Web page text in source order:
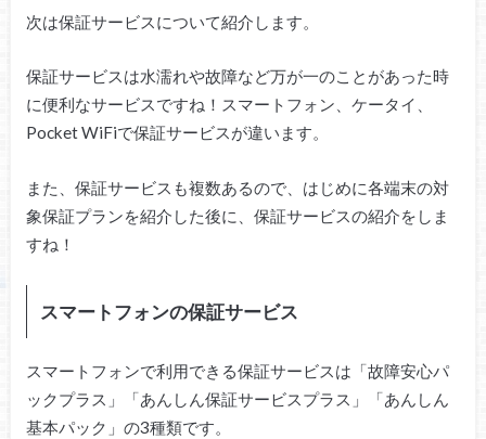
次は保証サービスについて紹介します。
保証サービスは水濡れや故障など万が一のことがあった時
に便利なサービスですね！スマートフォン、ケータイ、
Pocket WiFiで保証サービスが違います。
また、保証サービスも複数あるので、はじめに各端末の対
象保証プランを紹介した後に、保証サービスの紹介をしま
すね！
スマートフォンの保証サービス
スマートフォンで利用できる保証サービスは「故障安心パ
ックプラス」「あんしん保証サービスプラス」「あんしん
基本パック」の3種類です。